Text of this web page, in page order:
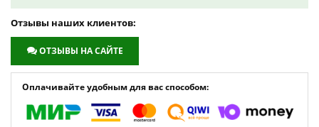
Отзывы наших клиентов:
ОТЗЫВЫ НА САЙТЕ
Оплачивайте удобным для вас способом: